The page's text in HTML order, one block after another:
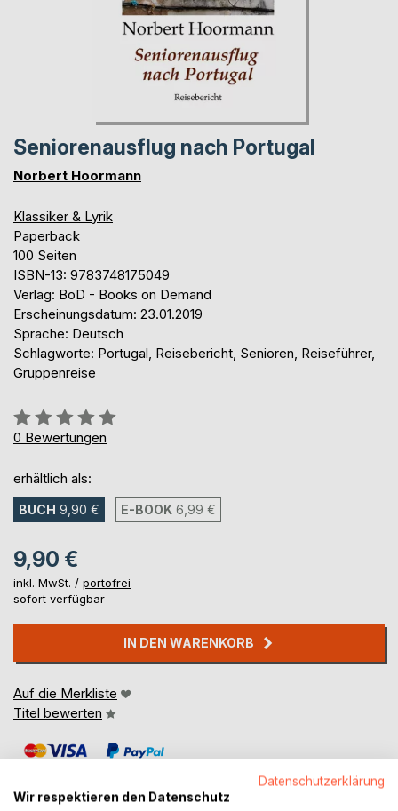
Seniorenausflug nach Portugal
Norbert Hoormann
Klassiker & Lyrik
Paperback
100 Seiten
ISBN-13: 9783748175049
Verlag: BoD - Books on Demand
Erscheinungsdatum: 23.01.2019
Sprache: Deutsch
Schlagworte: Portugal, Reisebericht, Senioren, Reiseführer,
Gruppenreise
Bewertung::
0%
0 Bewertungen
erhältlich als:
BUCH 9,90 € E-BOOK 6,99 €
9,90 €
inkl. MwSt. / portofrei
sofort verfügbar
IN DEN WARENKORB
Auf die Merkliste
Titel bewerten
Datenschutzerklärung
Wir respektieren den Datenschutz